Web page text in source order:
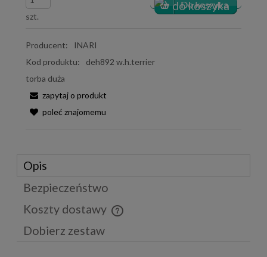
szt.
Producent:
INARI
Kod produktu:
deh892 w.h.terrier
torba duża
zapytaj o produkt
poleć znajomemu
Opis
Bezpieczeństwo
Koszty dostawy
Cena nie zawiera ewentualnych kosztów płatności
Dobierz zestaw